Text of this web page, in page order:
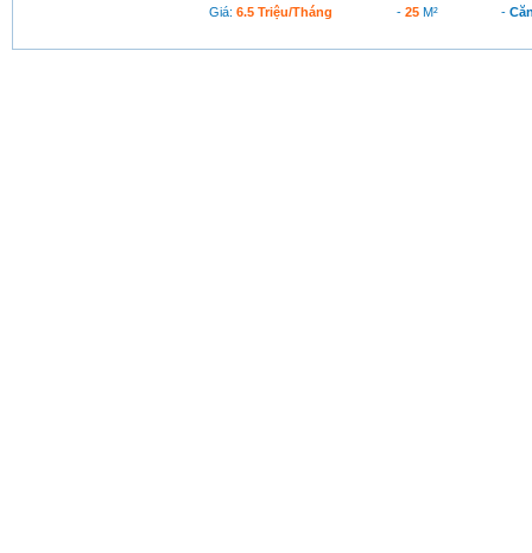
Giá:6.5 Triệu/tháng - 25M² -